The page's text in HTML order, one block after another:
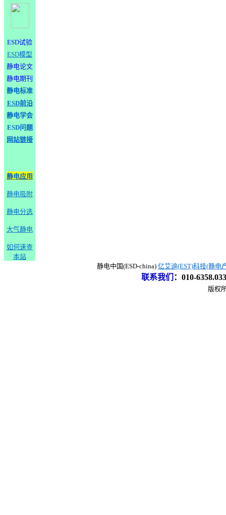
ESD试验
ESD模型
静电论文
静电期刊
静电标准
ESD前沿
静电学会
ESD问题
网站链接
静电应用
静电吸附
静电分选
大气静电
如何速查
本站
静电中国(ESD-china) 亿艾迪(EST)科技(静电
联系我们 ： 010-
版权